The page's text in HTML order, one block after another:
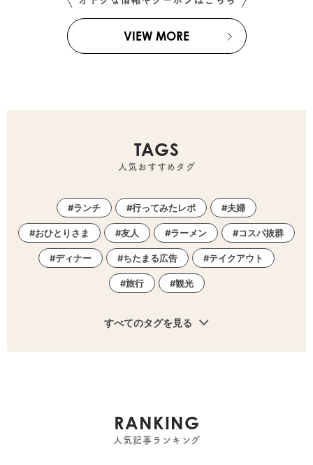
VIEW MORE
TAGS
人気おすすめタグ
ランチ 行ってみたレポ 夫婦
おひとりさま 友人 ラーメン コスパ抜群
ディナー ちたまる広告 テイクアウト
旅行 観光
すべてのタグを見る
RANKING
人気記事ランキング